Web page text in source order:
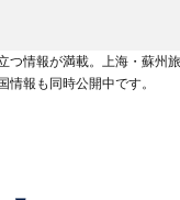
つ情報が満載。上海・蘇州
報も同時公開中です。